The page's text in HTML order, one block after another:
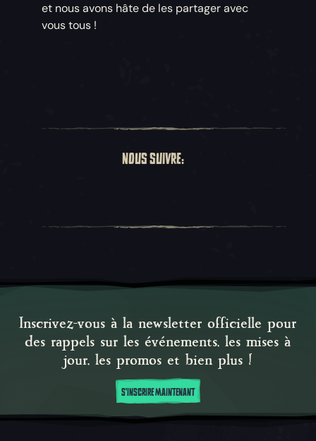
et nous avons hâte de les partager avec
vous tous !
NOUS SUIVRE:
Inscrivez-vous à la newsletter officielle pour
des rappels sur les événements, les mises à
jour, les promos et bien plus !
S'INSCRIRE MAINTENANT